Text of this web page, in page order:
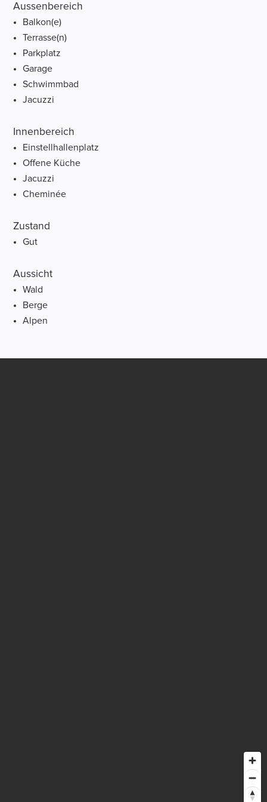
Aussenbereich
Balkon(e)
Terrasse(n)
Parkplatz
Garage
Schwimmbad
Jacuzzi
Innenbereich
Einstellhallenplatz
Offene Küche
Jacuzzi
Cheminée
Zustand
Gut
Aussicht
Wald
Berge
Alpen